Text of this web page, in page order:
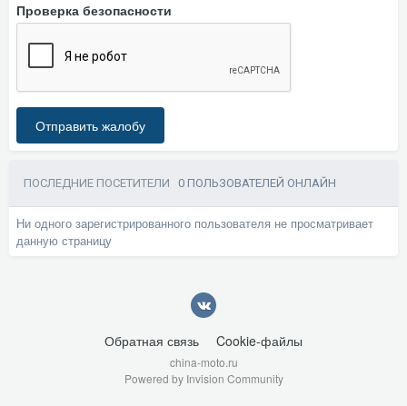
Проверка безопасности
Отправить жалобу
ПОСЛЕДНИЕ ПОСЕТИТЕЛИ 0 ПОЛЬЗОВАТЕЛЕЙ ОНЛАЙН
Ни одного зарегистрированного пользователя не просматривает
данную страницу
Обратная связь Cookie-файлы
china-moto.ru
Powered by Invision Community